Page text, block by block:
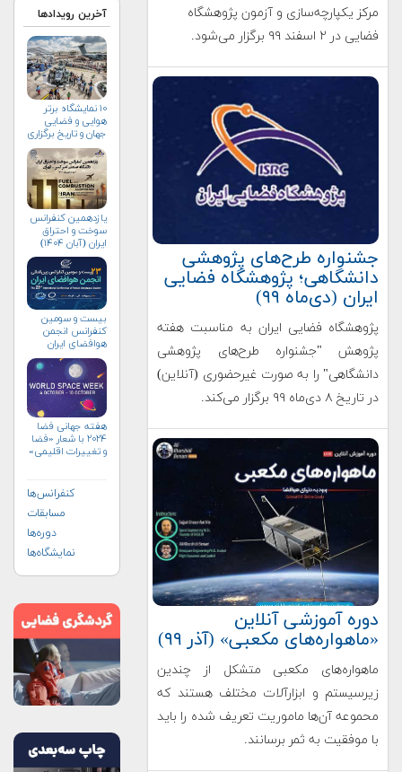
مرکز یکپارچه‌سازی و آزمون پژوهشگاه
فضایی در ۲ اسفند ۹۹ برگزار می‌شود.
جشنواره طرح‌های پژوهشی
دانشگاهی؛ پژوهشگاه فضایی
ایران (دی‌ماه ۹۹)
پژوهشگاه فضایی ایران به مناسبت هفته
پژوهش "جشنواره طرح‌های پژوهشی
دانشگاهی" را به صورت غیرحضوری (آنلاین)
در تاریخ ۸ دی‌ماه ۹۹ برگزار می‌کند.
دوره آموزشی آنلاین
«ماهواره‌های مکعبی» (آذر ۹۹)
ماهواره‌های مکعبی متشکل از چندین
زیرسیستم و ابزارآلات مختلف هستند که
محموعه آن‌ها ماموریت تعریف شده را باید
با موفقیت به ثمر برسانند.
آخرین رویدادها
۱۰ نمایشگاه برتر
هوایی و فضایی
جهان و تاریخ برگزاری
آن‌ها
یازدهمین کنفرانس
سوخت و احتراق
ایران (آبان‌ ۱۴۰۴)
بیست و سومین
کنفرانس انجمن
هوافضای ايران
هفته جهانی فضا
۲۰۲۴ با شعار «فضا
و تغییرات اقلیمی»
کنفرانس‌ها
مسابقات
دوره‌ها
نمایشگاه‌ها